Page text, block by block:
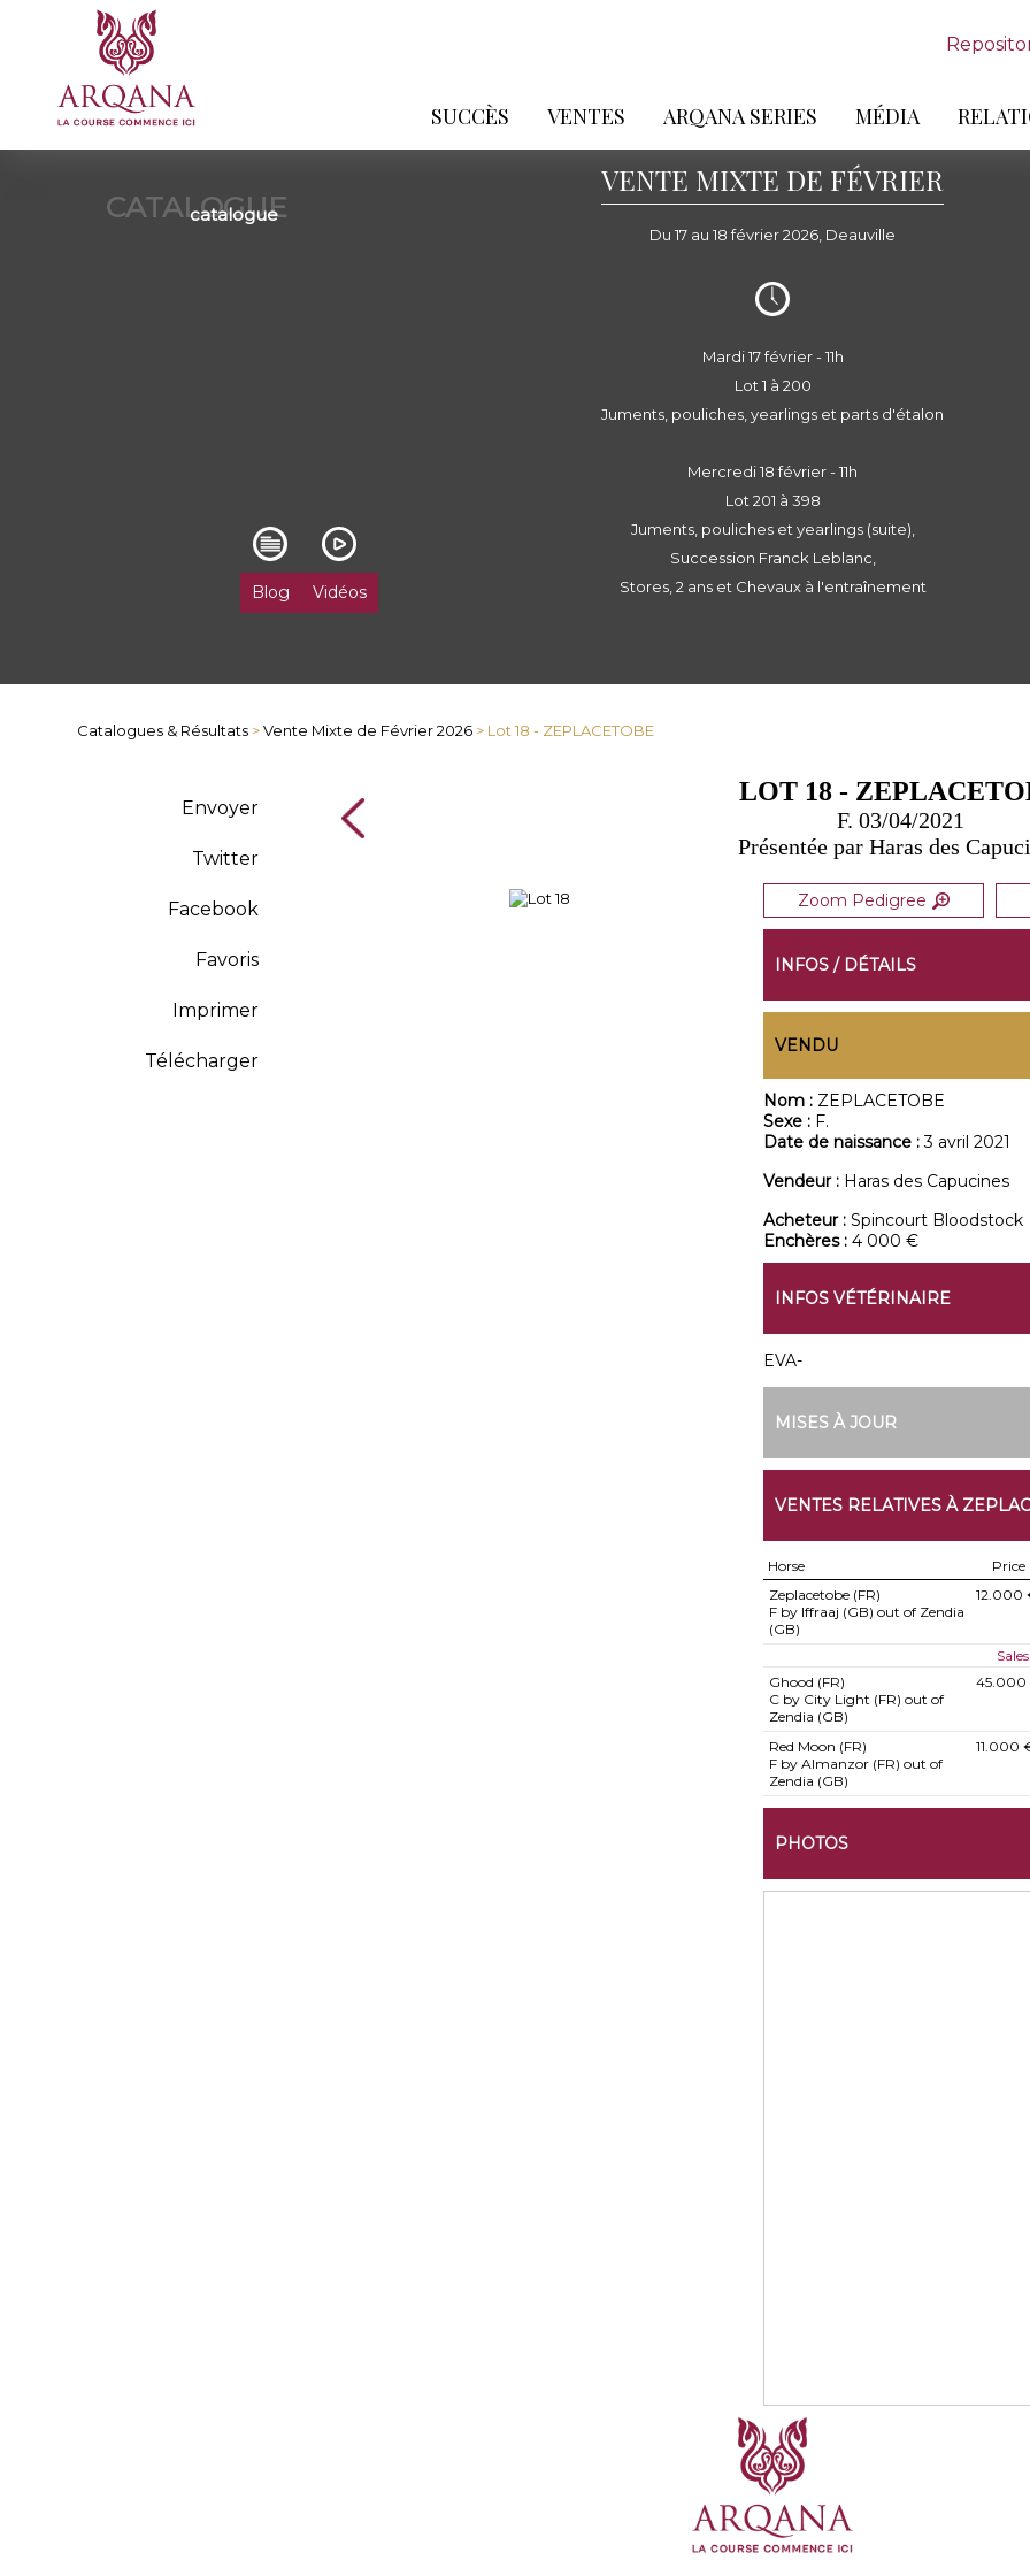
SUCCÈS VENTES ARQANA SERIES MÉDIA
CATALOGUE
catalogue
VENTE MIXTE DE FÉVRIER
Du 17 au 18 février 2026, Deauville
Blog Vidéos
Mardi 17 février - 11h
Lot 1 à 200
Juments, pouliches, yearlings et parts d'étalon
Mercredi 18 février - 11h
Lot 201 à 398
Juments, pouliches et yearlings (suite),
Succession Franck Leblanc,
Stores, 2 ans et Chevaux à l'entraînement
Catalogues & Résultats >Vente Mixte de Février 2026 > Lot 18 - ZEPLACETOBE
Envoyer
Twitter
Facebook
Favoris
Imprimer
Télécharger
LOT 18 -
F. 03/04/2021
Présentée par Haras des
Zoom Pedigree
INFOS / DÉTAILS
VENDU
Nom : ZEPLACETOBE
Sexe : F.
Date de naissance :3 avril 2021
Vendeur : Haras des Capucines
Acheteur : Spincourt Bloodstock
Enchères : 4 000 €
INFOS VÉTÉRINAIRE
EVA-
MISES À JOUR
VENTES RELATIVES À
Horse Price
Zeplacetobe (FR)
F by Iffraaj (GB) out of Zendia
(GB)
12.000
Ghood (FR)
C by City Light (FR) out of
Zendia (GB)
45.000
Red Moon (FR)
F by Almanzor (FR) out of
Zendia (GB)
11.000
PHOTOS